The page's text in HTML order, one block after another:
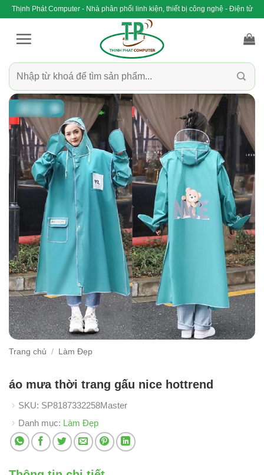
qua
Thịnh Phát Computer - Nhà phân phối linh kiện, thiết bị công nghệ - Điện tử
Tìm
kiếm:
Trang chủ / Làm Đẹp
áo mưa thời trang gấu nice hottrend
SKU: SP8187332258Master
Danh mục: Làm Đẹp